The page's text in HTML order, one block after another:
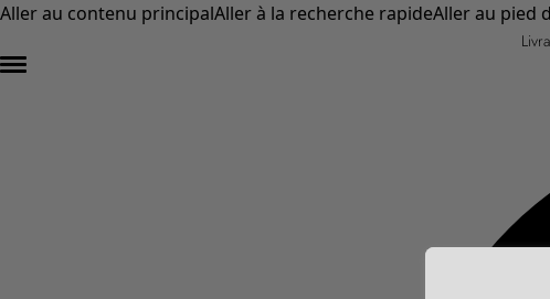
Aller au contenu principalAller à la recherche rapideAller au pied